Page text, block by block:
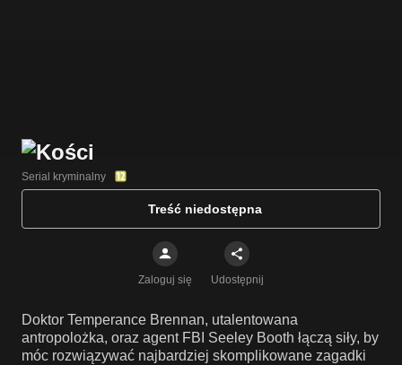
Serial kryminalny
Treść niedostępna
Zaloguj się Udostępnij
Doktor Temperance Brennan, utalentowana
antropolożka, oraz agent FBI Seeley Booth łączą siły, by
móc rozwiązywać najbardziej skomplikowane zagadki